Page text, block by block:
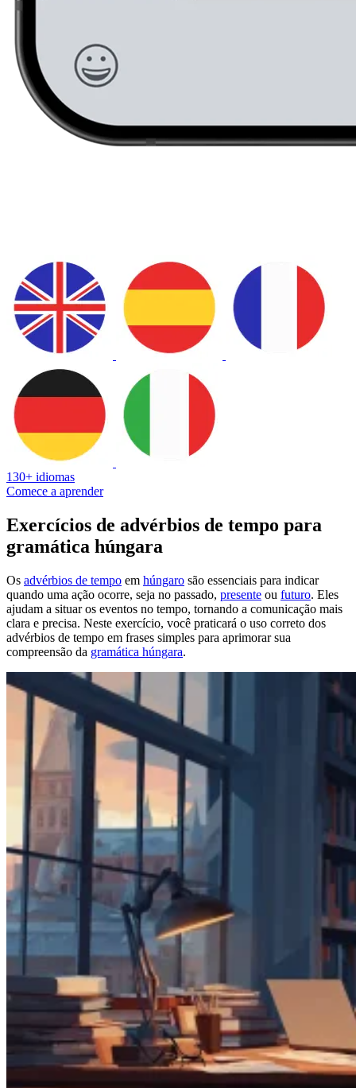
130+ idiomas
Comece a aprender
Exercícios de advérbios de tempo para
gramática húngara
Os advérbios de tempo em húngaro são essenciais para indicar
quando uma ação ocorre, seja no passado, presente ou futuro. Eles
ajudam a situar os eventos no tempo, tornando a comunicação mais
clara e precisa. Neste exercício, você praticará o uso correto dos
advérbios de tempo em frases simples para aprimorar sua
compreensão da gramática húngara.